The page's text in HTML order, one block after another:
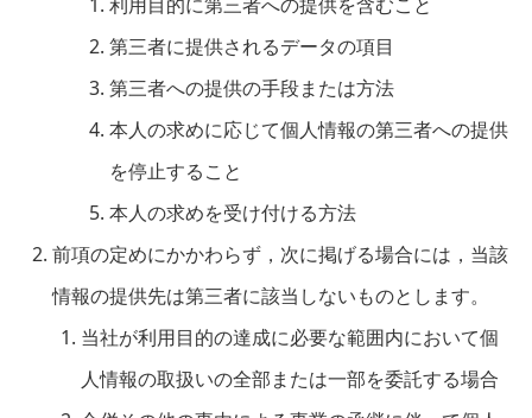
第三者に提供されるデータの項目
第三者への提供の手段または方法
本人の求めに応じて個人情報の第三者への提供
を停止すること
本人の求めを受け付ける方法
前項の定めにかかわらず，次に掲げる場合には，当該
情報の提供先は第三者に該当しないものとします。
当社が利用目的の達成に必要な範囲内において個
人情報の取扱いの全部または一部を委託する場合